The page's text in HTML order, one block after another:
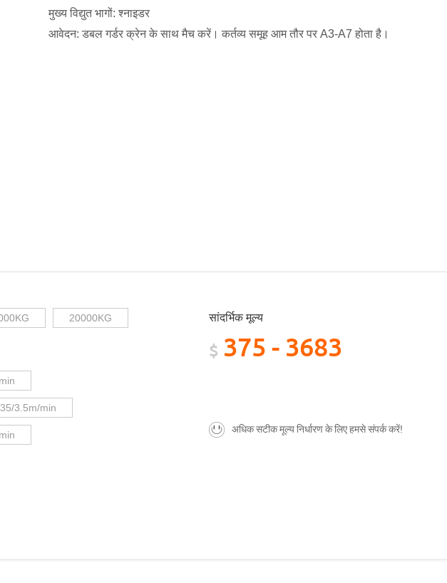
मुख्य विद्युत भागों: श्नाइडर
आवेदन: डबल गर्डर क्रेन के साथ मैच करें। कर्तव्य समूह आम तौर पर A3-A7 होता है।
20000KG
3.5m/min
सांदर्भिक मूल्य
$ 375 - 3683
अधिक सटीक मूल्य निर्धारण के लिए हमसे संपर्क करें!